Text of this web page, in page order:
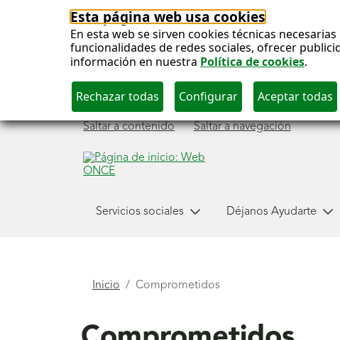
Esta página web usa cookies
En esta web se sirven cookies técnicas
funcionalidades de redes sociales, ofrecer
información en nuestra Política de cookies.
Saltar a contenido Saltar a navegación
Servicios sociales Déjanos Ayudarte
Comprometidos
Está
Inicio Comprometidos